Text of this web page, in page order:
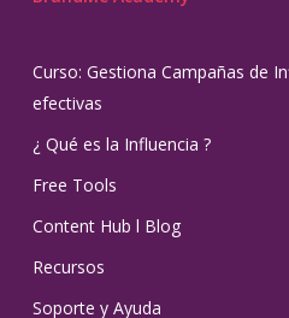
Curso: Gestiona Campañas de
efectivas
¿ Qué es la Influencia ?
Free Tools
Content Hub l Blog
Recursos
Soporte y Ayuda